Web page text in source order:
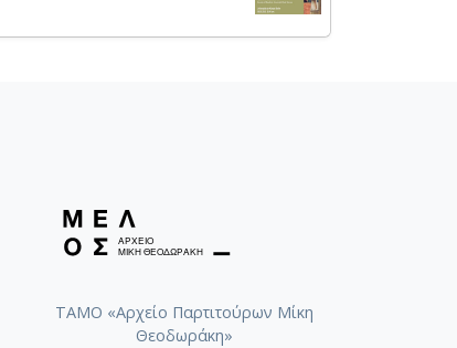
ΤΑΜΟ «Αρχείο Παρτιτούρων Μίκη
Θεοδωράκη»